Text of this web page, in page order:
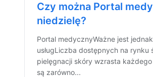
Czy można Portal
niedzielę?
Portal medycznyWażne jest
usługLiczba dostępnych na rynku
pielęgnacji skóry wzrasta
są zarówno...